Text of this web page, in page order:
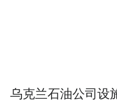
来源：南海网
乌克兰石油公司设